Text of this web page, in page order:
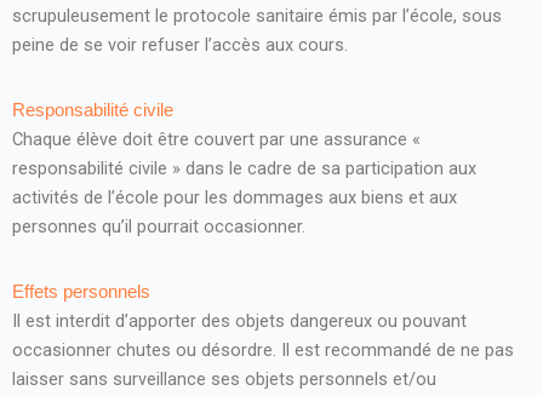
scrupuleusement le protocole sanitaire émis par l’école, sous
peine de se voir refuser l’accès aux cours.
Responsabilité civile
Chaque élève doit être couvert par une assurance «
responsabilité civile » dans le cadre de sa participation aux
activités de l’école pour les dommages aux biens et aux
personnes qu’il pourrait occasionner.
Effets personnels
Il est interdit d’apporter des objets dangereux ou pouvant
occasionner chutes ou désordre. Il est recommandé de ne pas
laisser sans surveillance ses objets personnels et/ou